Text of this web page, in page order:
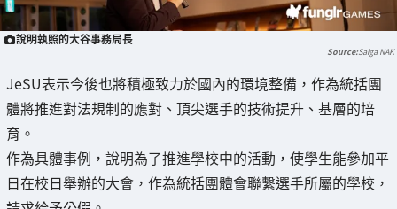
說明執照的大谷事務局長
Saiga NAK
JeSU表示今後也將積極致力於國內的環境整備，作為統括團
體將推進對法規制的應對、頂尖選手的技術提升、基層的培
育。
作為具體事例，說明為了推進學校中的活動，使學生能參加平
日在校日舉辦的大會，作為統括團體會聯繫選手所屬的學校，